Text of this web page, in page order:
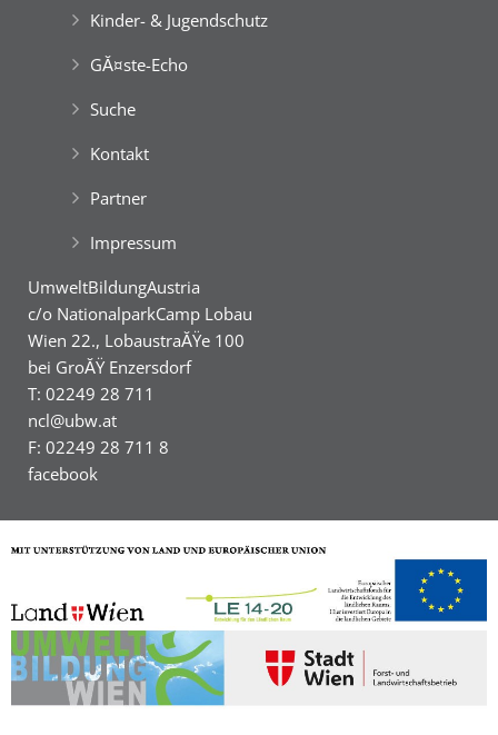
Kinder- & Jugendschutz
GĂ¤ste-Echo
Suche
Kontakt
Partner
Impressum
UmweltBildungAustria
c/o NationalparkCamp Lobau
Wien 22., LobaustraĂŸe 100
bei GroĂŸ Enzersdorf
T: 02249 28 711
ncl@ubw.at
F: 02249 28 711 8
facebook